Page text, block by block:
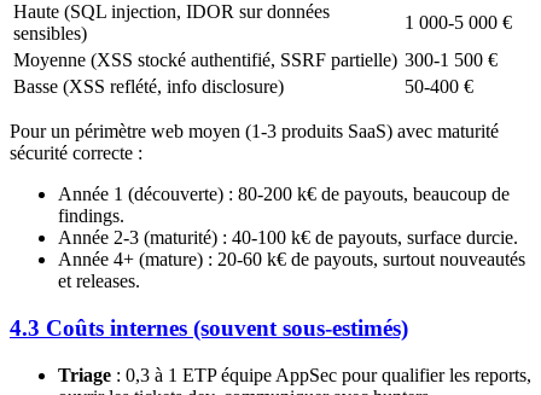
Haute (SQL injection, IDOR sur données
sensibles)
1 000-5 000 €
Moyenne (XSS stocké authentifié, SSRF partielle) 300-1 500 €
Basse (XSS reflété, info disclosure)
50-400 €
Pour un périmètre web moyen (1-3 produits SaaS) avec maturité
sécurité correcte :
Année 1 (découverte) : 80-200 k€ de payouts, beaucoup de
findings.
Année 2-3 (maturité) : 40-100 k€ de payouts, surface durcie.
Année 4+ (mature) : 20-60 k€ de payouts, surtout nouveautés
et releases.
4.3 Coûts internes (souvent sous-estimés)
Triage : 0,3 à 1 ETP équipe AppSec pour qualifier les reports,